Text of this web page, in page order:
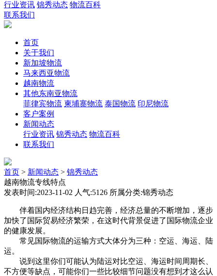
行业资讯 锦秀动态 物流百科
联系我们
首页
关于我们
新加坡物流
马来西亚物流
越南物流
其他东南亚物流
菲律宾物流 柬埔寨物流 泰国物流 印尼物流
客户案例
新闻动态
行业资讯 锦秀动态 物流百科
联系我们
首页 > 新闻动态 > 锦秀动态
越南物流专线特点
发表时间:2023-11-02 人气:5126 所属分类:锦秀动态
伴着国内经济结构日趋完善，经济总量的不断增加，逐步
加快了国际贸易经济繁荣，在这时代背景促进了国际物流企业
的健康发展。
常见国际物流的运输方式大体分为三种：空运、海运、陆
运。
说到这里你们可能认为陆运对比空运、海运时间周期长、
不方便等缺点，可能你们一些比较细节问题没有想到才这么认